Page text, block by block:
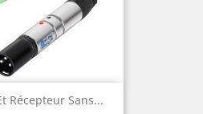
Récepteur Sans...